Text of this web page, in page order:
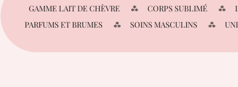
GAMME LAIT DE CHÈVRE
CORPS SUBLIMÉ
PARFUMS ET BRUMES
SOINS MASCULINS